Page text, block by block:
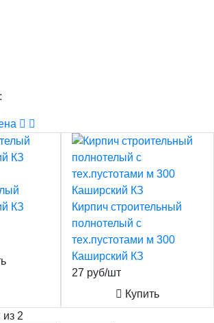
КЗ
Кирпич строительный
полнотелый с
тех.пустотами м 300
Каширский КЗ
27 руб/шт
Купить
2